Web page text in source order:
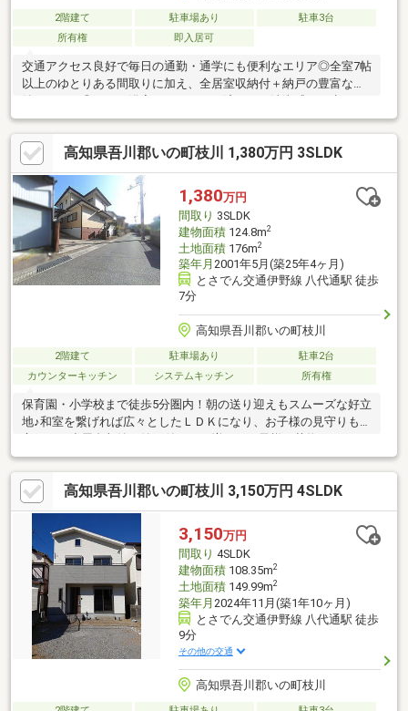
2階建て 駐車場あり
駐車3台
所有権
即入居可
交通アクセス良好で毎日の通勤・通学にも便利なエリア◎全室7帖
以上のゆとりある間取りに加え、全居室収納付＋納戸の豊富な収
りになっております♪
高知県吾川郡いの町枝川 1,380万円 3SLDK
1,380万円
間取り 3SLDK
建物面積124.8m2
土地面積176m2
築年月 2001年5月(築25年4ヶ月)
とさでん交通伊野線 八代通駅 徒歩
7分
高知県吾川郡いの町枝川
2階建て 駐車場あり
駐車2台
カウンターキッチン
システムキッチン 所有権
保育園・小学校まで徒歩5分圏内！朝の送り迎えもスムーズな好立
地♪和室を繋げれば広々としたＬＤＫになり、お子様の見守りも安
り収納できます。浴室
高知県吾川郡いの町枝川 3,150万円 4SLDK
3,150万円
間取り 4SLDK
建物面積108.35m2
土地面積149.99m2
築年月 2024年11月(築1年10ヶ月)
とさでん交通伊野線 八代通駅 徒歩
9分
その他の交通
高知県吾川郡いの町枝川